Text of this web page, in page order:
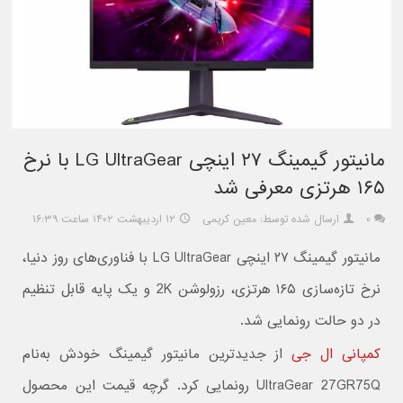
مانیتور گیمینگ ۲۷ اینچی LG UltraGear با نرخ
۱۶۵ هرتزی معرفی شد
۰ ارسال شده توسط: معین کریمی ۱۲ اردیبهشت ۱۴۰۲ ساعت ۱۶:۳۹
مانیتور گیمینگ ۲۷ اینچی LG UltraGear با فناوری‌های روز دنیا،
نرخ تازه‌سازی ۱۶۵ هرتزی، رزولوشن 2K و یک پایه قابل تنظیم
در دو حالت رونمایی شد.
کمپانی ال جیاز جدیدترین مانیتور گیمینگ خودش به‌نام
UltraGear 27GR75Q رونمایی کرد. گرچه قیمت این محصول